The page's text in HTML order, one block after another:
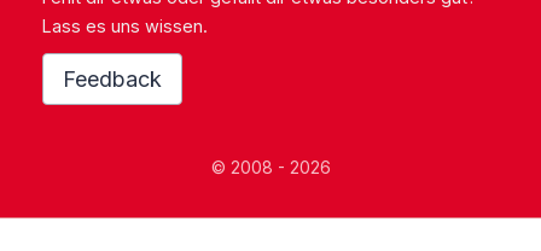
Lass es uns wissen.
Feedback
© 2008 - 2026